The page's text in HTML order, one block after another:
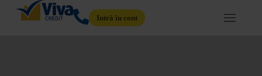
Intră în cont